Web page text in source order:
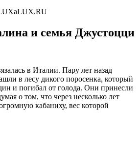
и семья Джустоцци
в Италии. Пару лет назад
в лесу дикого поросенка, который
и погибал от голода. Они принесли
о том, что через несколько лет
кабаниху, вес которой